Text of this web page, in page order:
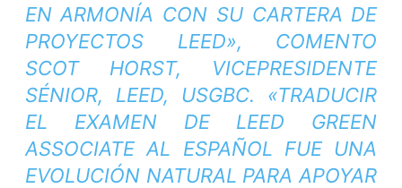
EN ARMONÍA CON SU CARTERA DE
PROYECTOS LEED», COMENTO
SCOT HORST, VICEPRESIDENTE
SÉNIOR, LEED, USGBC. «TRADUCIR
EL EXAMEN DE LEED GREEN
ASSOCIATE AL ESPAÑOL FUE UNA
EVOLUCIÓN NATURAL PARA APOYAR